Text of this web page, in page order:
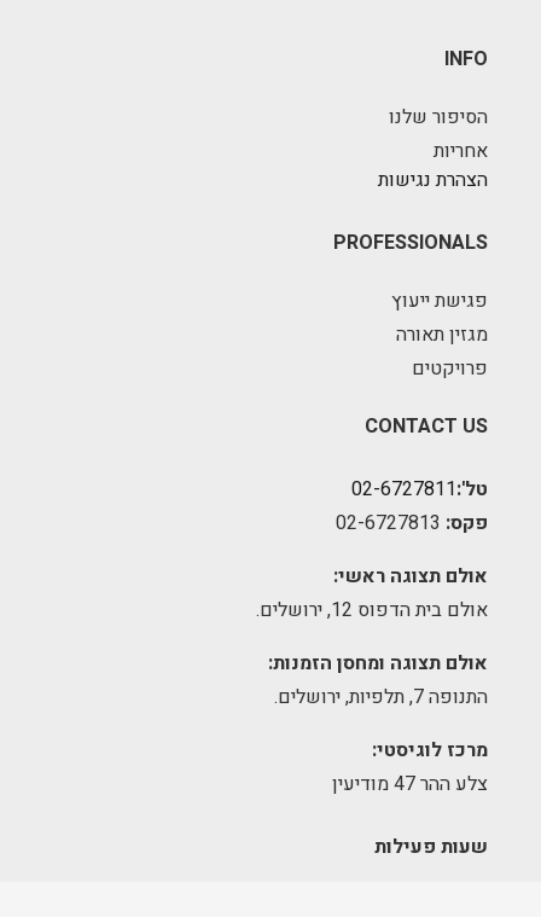
INFO
הסיפור שלנו
אחריות
הצהרת נגישות
PROFESSIONALS
פגישת ייעוץ
מגזין תאורה
פרויקטים
CONTACT US
טל':02-6727811
פקס:
אולם תצוגה ראשי:
אולם בית הדפוס 12, ירושלים.
אולם תצוגה ומחסן הזמנות:
התנופה 7, תלפיות, ירושלים.
מרכז לוגיסטי:
צלע ההר 47 מודיעין
שעות פעילות